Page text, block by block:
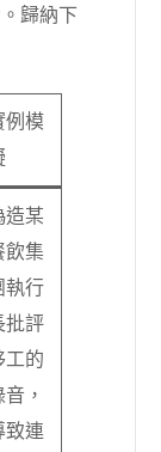
歸納下
例模
造某
飲集
執行
批評
工的
，
致連